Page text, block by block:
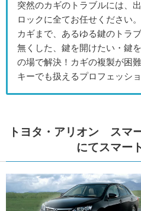
突然のカギのトラブルには、
ロックに全てお任せください
カギまで、あるゆる鍵のトラ
無くした、鍵を開けたい・鍵
の場で解決！カギの複製が困
キーでも扱えるプロフェッシ
トヨタ・アリオン スマ
にてスマー